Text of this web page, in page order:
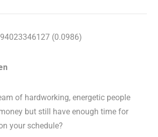
(0.0986)
of hardworking, energetic people
but still have enough time for
your schedule?